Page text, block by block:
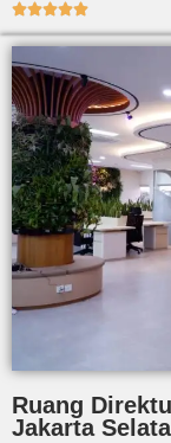

Ruang
Jakarta